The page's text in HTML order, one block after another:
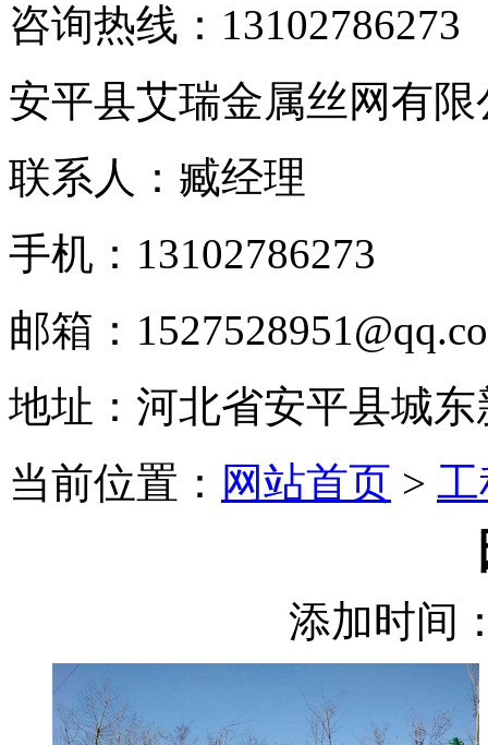
咨询热线： 13102786273
安平县艾瑞金属丝网有限
联系人：臧经理
手机：13102786273
邮箱：
地址：河北省安平县城
当前位置： 网站首页 >
添加时间